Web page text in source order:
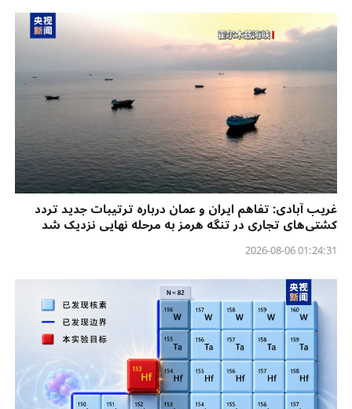
غریب آبادی: تفاهم ایران و عمان درباره ترتیبات جدید تردد
کشتی‌های تجاری در تنگه هرمز به مرحله نهایی نزدیک شد
01:24:31 2026-08-06